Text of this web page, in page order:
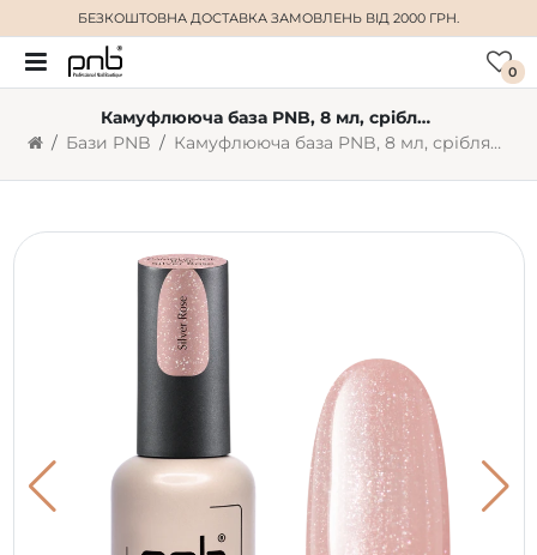
БЕЗКОШТОВНА ДОСТАВКА ЗАМОВЛЕНЬ ВІД 2000 ГРН.
0
Камуфлююча база PNB, 8 мл, сріблясто-рожева
Бази PNB
Камуфлююча база PNB, 8 мл, сріблясто-рожева